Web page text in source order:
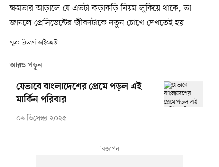
ক্ষমতার আড়ালে যে এতটা কড়াকড়ি নিয়ম লুকিয়ে থাকে, তা
জানলে প্রেসিডেন্টের জীবনটাকে নতুন চোখে দেখতেই হয়।
সূত্র: রিডার্স ডাইজেস্ট
আরও পড়ুন
যেভাবে বাংলাদেশের প্রেমে পড়ল এই
মার্কিন পরিবার
০৬ ডিসেম্বর ২০২৫